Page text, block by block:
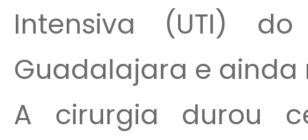
Intensiva (UTI)
Guadalajara e ainda
A cirurgia durou